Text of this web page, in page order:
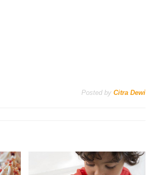
Posted by Citra Dewi